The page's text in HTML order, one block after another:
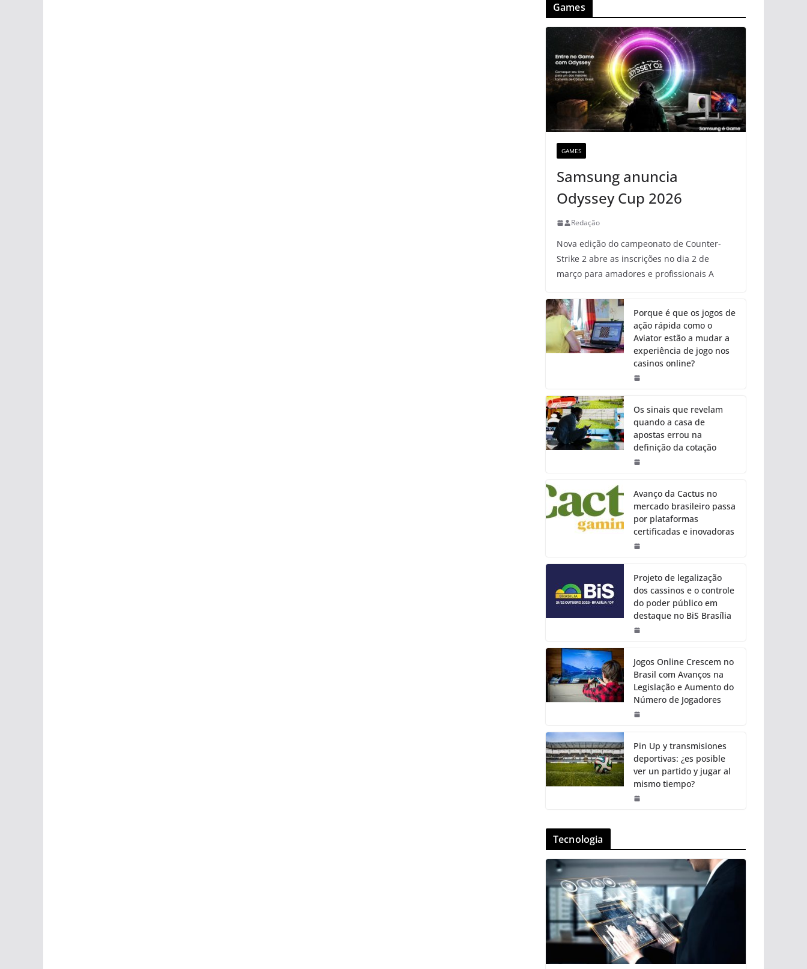
Games
GAMES
Samsung anuncia
Odyssey Cup 2026
Redação
Nova edição do campeonato de Counter-
Strike 2 abre as inscrições no dia 2 de
março para amadores e profissionais A
Porque é que os jogos de
ação rápida como o
Aviator estão a mudar a
experiência de jogo nos
casinos online?
Os sinais que revelam
quando a casa de
apostas errou na
definição da cotação
Avanço da Cactus no
mercado brasileiro passa
por plataformas
certificadas e inovadoras
Projeto de legalização
dos cassinos e o controle
do poder público em
destaque no BiS Brasília
Jogos Online Crescem no
Brasil com Avanços na
Legislação e Aumento do
Número de Jogadores
Pin Up y transmisiones
deportivas: ¿es posible
ver un partido y jugar al
mismo tiempo?
Tecnologia